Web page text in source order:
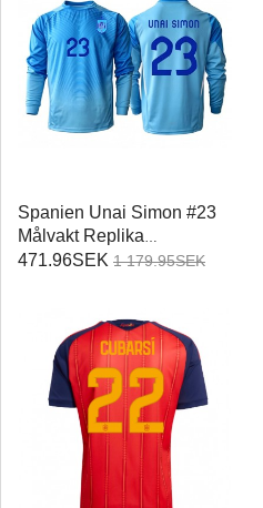
Spanien Unai Simon #23
Målvakt Replika
Hemmatröja VM 2026
471.96SEK 1 179.95SEK